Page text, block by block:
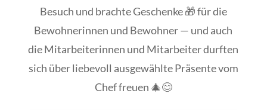
Besuch und brachte Geschenke 🎁 für die
Bewohnerinnen und Bewohner — und auch
die Mitarbeiterinnen und Mitarbeiter durften
sich über liebevoll ausgewählte Präsente vom
Chef freuen 🎄😊